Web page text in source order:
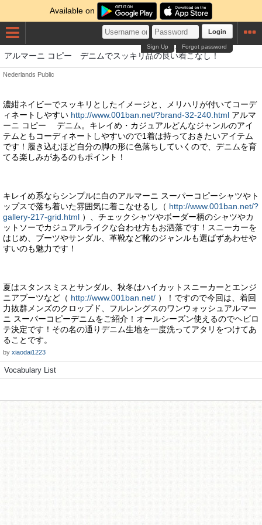
Available on
Login
Forgot password
Sign Up
アルマーニ コピー デニムでスッキリ品
ひん
の良い
よい
着こ
つこ
なし！
Nederlands Public
濃紺ネイビーでスッキリとしたイメージと、メリハリが付いてコーデ
ィネートしやすい http://www.001ban.net/?brand-32-240.html アルマ
ーニ コピー デニム。キレイめ・カジュアルどんなジャンルのアイ
テムともコーディネートしやすいので1着は持っておきたいアイテム
です！履き込むほど自分の脚の形に色落ちしていくので、デニムを育
てる楽しみがあるのもポイント！
キレイめ系ならシンプルに白のアルマーニ スーパーコピーシャツやト
ップスで落ち着いた雰囲気に着こなせるし（ http://www.001ban.net/?
gallery-217-grid.html ）、チェックシャツやボーダー柄のシャツやカ
ットソーでカジュアルライクな合わせ方もお洒落です！スニーカーを
はじめ、ブーツやサンダル、革靴など靴のジャンルも選ばずあわせや
すいのも魅力です！
夏はスタンスミスとサンダル、秋冬はハイカットスニーカーとエンジ
ニアブーツなど（ http://www.001ban.net/ ）！ですので今回は、着回
力抜群メンズのクロップド、フルレングスのワンウォッシュアルマー
ニ スーパーコピーデニムをご紹介！オールシーズン使えるのでヘビロ
テ決定です！その名の通りデニム生地を一度洗ってアタリをつけてあ
ることです。
by xiaodai1223
Vocabulary List